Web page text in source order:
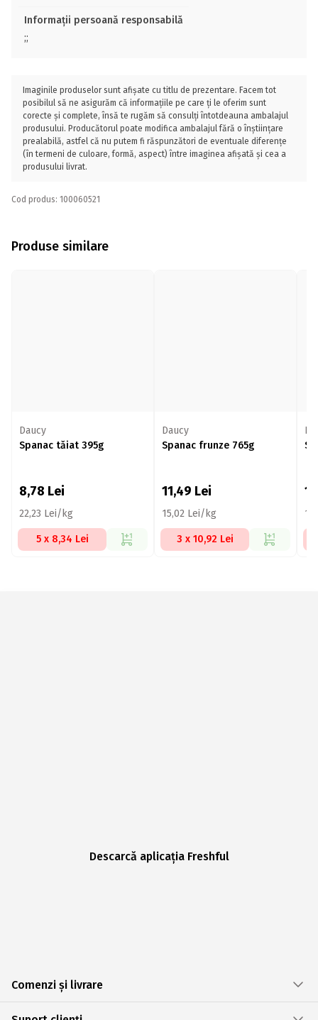
Informații persoană responsabilă
;;
Imaginile produselor sunt afișate cu titlu de prezentare. Facem tot
posibilul să ne asigurăm că informațiile pe care ți le oferim sunt
corecte și complete, însă te rugăm să consulți întotdeauna ambalajul
produsului. Producătorul poate modifica ambalajul fără o înștiințare
prealabilă, astfel că nu putem fi răspunzători de eventuale diferențe
(în termeni de culoare, formă, aspect) între imaginea afișată și cea a
produsului livrat.
Cod produs: 100060521
Produse similare
Daucy
Spanac tăiat 395g
8,78 Lei
22,23 Lei/kg
5 x 8,34 Lei
Daucy
Spanac frunze 765g
11,49 Lei
15,02 Lei/kg
3 x 10,92 Lei
Descarcă aplicația Freshful
Comenzi și livrare